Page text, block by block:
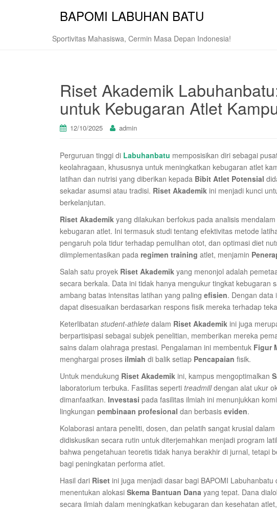
BAPOMI LABUHAN BATU
Sportivitas Mahasiswa, Cermin Masa Depan Indonesia!
Riset Akademik
untuk Kebugaran Atlet
12/10/2025 admin
Perguruan tinggi di Labuhanbatu memposisikan diri sebagai
keolahragaan, khususnya untuk meningkatkan kebugaran atlet
latihan dan nutrisi yang diberikan kepada Bibit Atlet Potensial
sekadar asumsi atau tradisi. Riset Akademik ini menjadi kunci
berkelanjutan.
Riset Akademik yang dilakukan berfokus pada analisis
kebugaran atlet. Ini termasuk studi tentang efektivitas metode
pengaruh pola tidur terhadap pemulihan otot, dan optimasi diet
diimplementasikan pada regimen training atlet, menjamin
Salah satu proyek Riset Akademik yang menonjol adalah
secara berkala. Data ini tidak hanya mengukur tingkat kebugaran
ambang batas intensitas latihan yang paling efisien. Dengan data
dapat disesuaikan berdasarkan respons fisik mereka terhadap
Keterlibatan student-athlete dalam Riset Akademik ini juga
berpartisipasi sebagai subjek penelitian, memberikan mereka
sains dalam olahraga prestasi. Pengalaman ini membentuk Figur
menghargai proses ilmiah di balik setiap Pencapaian fisik.
Untuk mendukung Riset Akademik ini, kampus mengoptimalkan
laboratorium terbuka. Fasilitas seperti treadmilldengan alat ukur
dimanfaatkan. Investasi pada fasilitas ilmiah ini menunjukkan
lingkungan pembinaan profesional dan berbasis eviden.
Kolaborasi antara peneliti, dosen, dan pelatih sangat krusial dalam
didiskusikan secara rutin untuk diterjemahkan menjadi program
bahwa pengetahuan teoretis tidak hanya berakhir di jurnal, tetapi
bagi peningkatan performa atlet.
Hasil dari Riset ini juga menjadi dasar bagi BAPOMI
menentukan alokasi Skema Bantuan Dana yang tepat. Dana
secara ilmiah dalam meningkatkan kebugaran dan kesehatan